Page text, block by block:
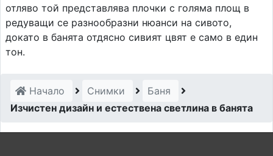
отляво той представлява плочки с голяма площ в
редуващи се разнообразни нюанси на сивото,
докато в банята отдясно сивият цвят е само в един
тон.
Начало Снимки
Баня
Изчистен дизайн и естествена светлина в банята